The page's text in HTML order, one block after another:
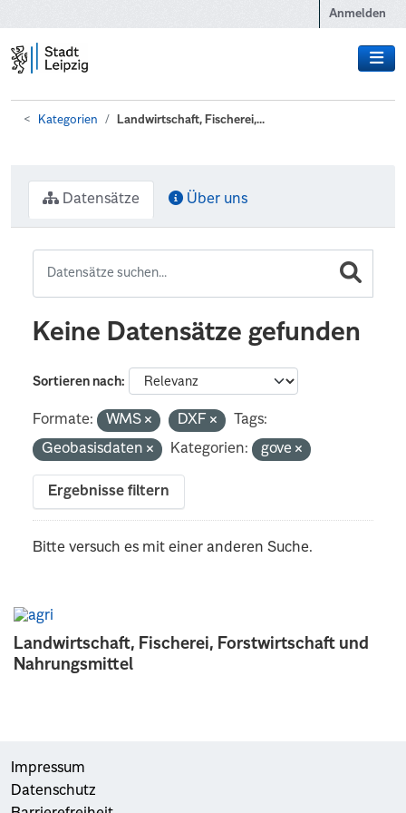
Anmelden
Kategorien Landwirtschaft, Fischerei,...
Landwirtschaft, Fischerei, Forstwirtschaft und
Nahrungsmittel
Datensätze Über uns
Keine Datensätze gefunden
Sortieren nach
Formate: WMS DXF
Tags:
Geobasisdaten
Kategorien: gove
Ergebnisse filtern
Bitte versuch es mit einer anderen Suche.
Impressum
Datenschutz